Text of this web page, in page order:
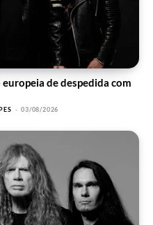
de despedida com
- 03/08/2026